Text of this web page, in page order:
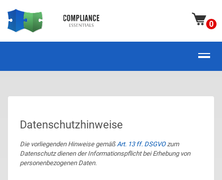
0
Datenschutzhinweise
Die vorliegenden Hinweise gemäß Art. 13 ff. DSGVOzum
Datenschutz dienen der Informationspflicht bei Erhebung von
personenbezogenen Daten.